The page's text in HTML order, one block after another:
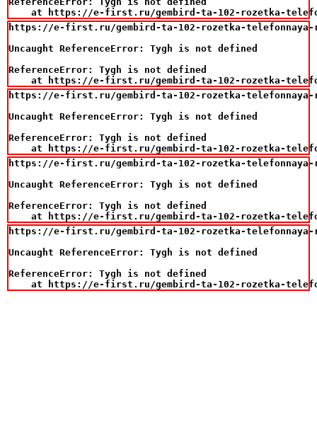
at https://e-first.ru/gembird-ta-102-rozetka-
https://e-first.ru/gembird-ta-102-rozetka-telefonnaya-
Uncaught ReferenceError: Tygh is not defined
ReferenceError: Tygh is not defined
at https://e-first.ru/gembird-ta-102-rozetka-
https://e-first.ru/gembird-ta-102-rozetka-telefonnaya-rj-
Uncaught ReferenceError: Tygh is not defined
ReferenceError: Tygh is not defined
at https://e-first.ru/gembird-ta-102-rozetka-
https://e-first.ru/gembird-ta-102-rozetka-telefonnaya-
Uncaught ReferenceError: Tygh is not defined
ReferenceError: Tygh is not defined
at https://e-first.ru/gembird-ta-102-rozetka-
https://e-first.ru/gembird-ta-102-rozetka-telefonnaya-
Uncaught ReferenceError: Tygh is not defined
ReferenceError: Tygh is not defined
at https://e-first.ru/gembird-ta-102-rozetka-